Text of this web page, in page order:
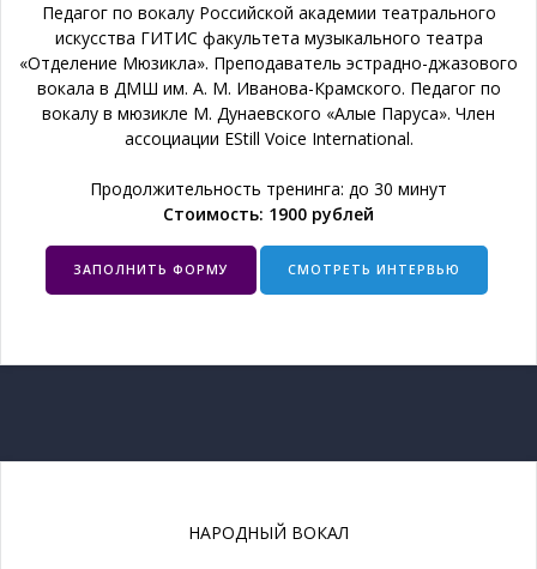
Педагог по вокалу Российской академии театрального
искусства ГИТИС факультета музыкального театра
«Отделение Мюзикла». Преподаватель эстрадно-джазового
вокала в ДМШ им. А. М. Иванова-Крамского. Педагог по
вокалу в мюзикле М. Дунаевского «Алые Паруса». Член
ассоциации EStill Voice International.
Продолжительность тренинга: до 30 минут
Стоимость: 1900 рублей
ЗАПОЛНИТЬ ФОРМУ СМОТРЕТЬ ИНТЕРВЬЮ
НАРОДНЫЙ ВОКАЛ